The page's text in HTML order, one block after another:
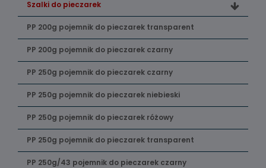
Szalki do pieczarek
PP 200g pojemnik do pieczarek transparent
PP 200g pojemnik do pieczarek czarny
PP 250g pojemnik do pieczarek czarny
PP 250g pojemnik do pieczarek niebieski
PP 250g pojemnik do pieczarek różowy
PP 250g pojemnik do pieczarek transparent
PP 250g/43 pojemnik do pieczarek czarny